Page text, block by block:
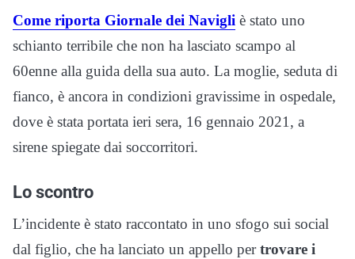
Come riporta Giornale dei Navigli è stato uno
schianto terribile che non ha lasciato scampo al
60enne alla guida della sua auto. La moglie, seduta di
fianco, è ancora in condizioni gravissime in ospedale,
dove è stata portata ieri sera, 16 gennaio 2021, a
sirene spiegate dai soccorritori.
Lo scontro
L’incidente è stato raccontato in uno sfogo sui social
dal figlio, che ha lanciato un appello pertrovare i